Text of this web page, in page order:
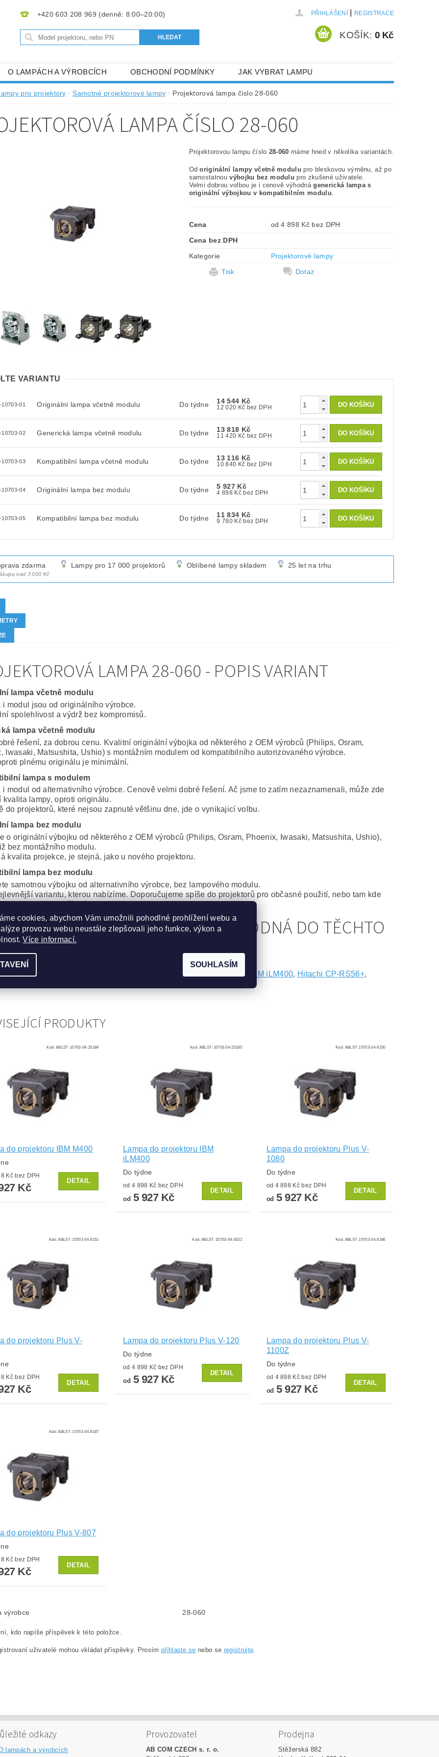
+420 603 208 969 PŘIHLÁŠENÍ REGISTRACE
KOŠÍK: 0 Kč
O LAMPÁCH A VÝROBCÍCH OBCHODNÍ PODMÍNKY JAK VYBRAT LAMPU
pro projektory Samotné projektorové lampy Projektorová lampa číslo 28-060
LAMPA ČÍSLO 28-060
Projektorovou lampu číslo 28-060 máme hned v několika variantách.
Odoriginální lampy včetně modulu pro bleskovou výměnu, až po
samostatnouvýbojku bez modulu pro zkušené uživatele.
Velmi dobrou volbou je i cenově výhodnágenerická lampa s
originální výbojkou v kompatibilním modulu.
Cena
od 4 898 Kč bez DPH
Cena bez DPH
Kategorie
Projektorové lampy
Tisk
Dotaz
VARIANTU
10703-01 Originální lampa včetně modulu Do týdne 14 544 Kč
12 020 Kč bez DPH
10703-02 Generická lampa včetně modulu Do týdne 13 818 Kč
11 420 Kč bez DPH
10703-03 Kompatibilní lampa včetně modulu Do týdne 13 116 Kč
10 840 Kč bez DPH
10703-04 Originální lampa bez modulu Do týdne 5 927 Kč
4 898 Kč bez DPH
10703-05 Kompatibilní lampa bez modulu Do týdne 11 834 Kč
9 780 Kč bez DPH
zdarma
nad 3 000 Kč
Lampy pro 17 000 projektorů Oblíbené lampy skladem 25 let na trhu
LAMPA 28-060 - POPIS VARIANT
lampa včetně modulu
i modul jsou od originálního výrobce.
spolehlivost a výdrž bez kompromisů.
lampa včetně modulu
řešení, za dobrou cenu. Kvalitní originální výbojka od některého z OEM výrobců (Philips, Osram,
Iwasaki, Matsushita, Ushio) s montážním modulem od kompatibilního autorizovaného výrobce.
plnému originálu je minimální.
lampa s modulem
i modul od alternativního výrobce. Cenově velmi dobré řešení. Ač jsme to zatím nezaznamenali, může zde
kvalita lampy, oproti originálu.
do projektorů, které nejsou zapnuté většinu dne, jde o vynikajicí volbu.
lampa bez modulu
o originální výbojku od některého z OEM výrobců (Philips, Osram, Phoenix, Iwasaki, Matsushita, Ushio),
bez montážního modulu.
kvalita projekce, je stejná, jako u nového projektoru.
lampa bez modulu
samotnou výbojku od alternativního výrobce, bez lampového modulu.
variantu, kterou nabízíme. Doporučujeme spíše do projektorů pro občasné použití, nebo tam kde
LAMPA 28-060 JE VHODNÁ DO TĚCHTO
PROJEKTORŮ:
,Plus V-1100 Plus V-807 IBM M400 IBM iLM400, Hitachi CP-RS56+,
PRODUKTY
Kód:ABLST-10703-04-25184
do projektoru IBM M400
od 4 898 Kč bez DPH
Kč
DETAIL
Kód: ABLST-10703-04-25185
Lampa do projektoru IBM
iLM400
Do týdne
od 4 898 Kč bez DPH
od 5 927 Kč
DETAIL
Kód: ABLST-10703-04-8150
Lampa do projektoru Plus V-
1080
Do týdne
od 4 898 Kč bez DPH
od 5 927 Kč
DETAIL
Kód:ABLST-10703-04-8151
do projektoru Plus V-
od 4 898 Kč bez DPH
Kč
DETAIL
Kód: ABLST-10703-04-8152
Lampa do projektoru Plus V-120
Do týdne
od 4 898 Kč bez DPH
od 5 927 Kč
DETAIL
Kód: ABLST-10703-04-8186
Lampa do projektoru Plus V-
1100Z
Do týdne
od 4 898 Kč bez DPH
od 5 927 Kč
DETAIL
Kód:ABLST-10703-04-8187
do projektoru Plus V-807
od 4 898 Kč bez DPH
Kč
DETAIL
výrobce 28-060
kdo napíše příspěvek k této položce.
uživatelé mohou vkládat příspěvky. Prosím přihlaste se nebo se registrujte.
odkazy
lampách a výrobcích
Provozovatel
AB COM CZECH s. r. o.
Prodejna
Stěžerská 882
cookies, abychom Vám umožnili pohodlné prohlížení webu a
provozu webu neustále zlepšovali jeho funkce, výkon a
Více informací.
SOUHLASÍM